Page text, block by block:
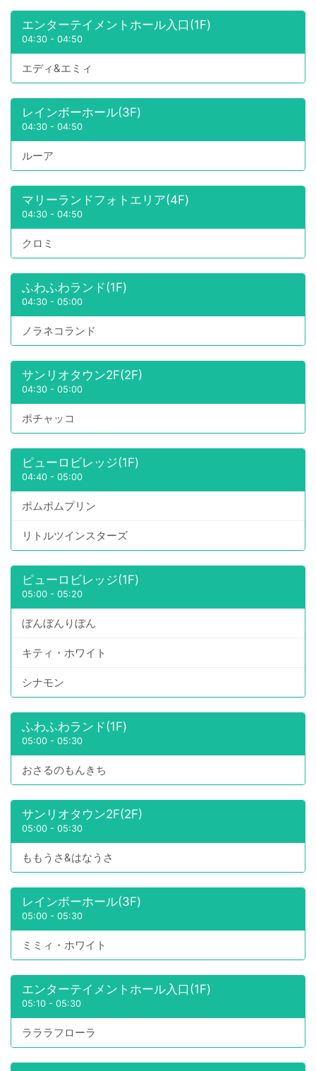
エンターテイメントホール入口(1F)
04:30 - 04:50
エディ&エミィ
レインボーホール(3F)
04:30 - 04:50
ルーア
マリーランドフォトエリア(4F)
04:30 - 04:50
クロミ
ふわふわランド(1F)
04:30 - 05:00
ノラネコランド
サンリオタウン2F(2F)
04:30 - 05:00
ポチャッコ
ピューロビレッジ(1F)
04:40 - 05:00
ポムポムプリン
リトルツインスターズ
ピューロビレッジ(1F)
05:00 - 05:20
ぼんぼんりぼん
キティ・ホワイト
シナモン
ふわふわランド(1F)
05:00 - 05:30
おさるのもんきち
サンリオタウン2F(2F)
05:00 - 05:30
ももうさ&はなうさ
レインボーホール(3F)
05:00 - 05:30
ミミィ・ホワイト
エンターテイメントホール入口(1F)
05:10 - 05:30
ラララフローラ